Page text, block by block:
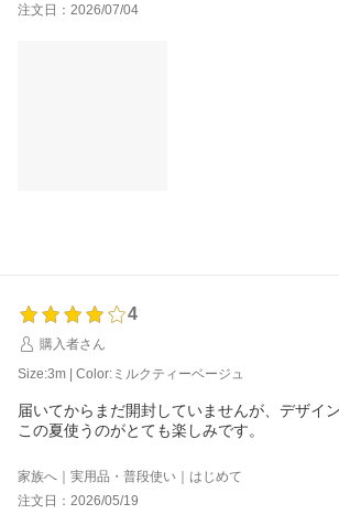
注文日：2026/07/04
4
購入者さん
Size:3m | Color:ミルクティーベージュ
届いてからまだ開封していませんが、デザイ
この夏使うのがとても楽しみです。
家族へ｜実用品・普段使い｜はじめて
注文日：2026/05/19